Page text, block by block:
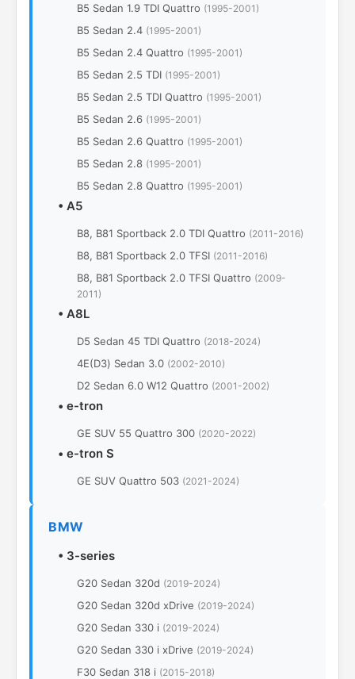
B5 Sedan 1.9 TDI Quattro (1995-2001)
B5 Sedan 2.4 (1995-2001)
B5 Sedan 2.4 Quattro (1995-2001)
B5 Sedan 2.5 TDI (1995-2001)
B5 Sedan 2.5 TDI Quattro (1995-2001)
B5 Sedan 2.6 (1995-2001)
B5 Sedan 2.6 Quattro (1995-2001)
B5 Sedan 2.8 (1995-2001)
B5 Sedan 2.8 Quattro (1995-2001)
• A5
B8, B81 Sportback 2.0 TDI Quattro (2011-2016)
B8, B81 Sportback 2.0 TFSI (2011-2016)
B8, B81 Sportback 2.0 TFSI Quattro (2009-
2011)
• A8L
D5 Sedan 45 TDI Quattro (2018-2024)
4Е(D3) Sedan 3.0 (2002-2010)
D2 Sedan 6.0 W12 Quattro (2001-2002)
• e-tron
GE SUV 55 Quattro 300 (2020-2022)
• e-tron S
GE SUV Quattro 503 (2021-2024)
BMW
• 3-series
G20 Sedan 320d (2019-2024)
G20 Sedan 320d xDrive (2019-2024)
G20 Sedan 330 i (2019-2024)
G20 Sedan 330 i xDrive (2019-2024)
F30 Sedan 318 i (2015-2018)